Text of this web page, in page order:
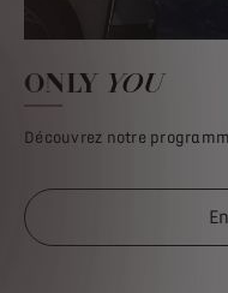
ONLY YOU
Découvrez notre